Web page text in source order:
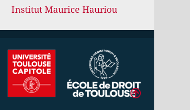
Institut Maurice Hauriou